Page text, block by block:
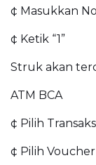
¢ Masukkan
¢ Ketik “1”
Struk akan
ATM BCA
¢ Pilih
¢ Pilih Voucher